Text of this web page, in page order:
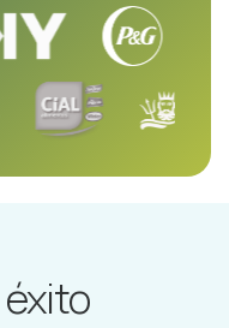
éxito